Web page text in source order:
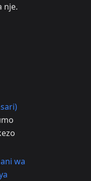
nje.
wa